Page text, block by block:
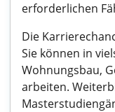
erforderlichen
Die
Sie können in
Wohnungsbau,
arbeiten.